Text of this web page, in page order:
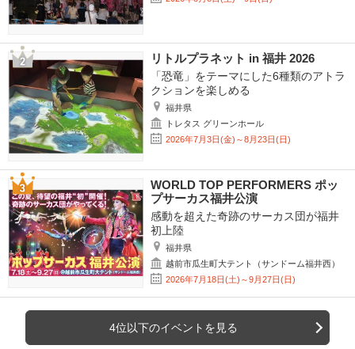
リトルプラネット in 福井 2026
「恐竜」をテーマにした6種類のアトラ
クションを楽しめる
福井県
トレタス グリーンホール
2026年7月3日(金)～8月23日(日)
WORLD TOP PERFORMERS ポッ
プサーカス福井公演
感動を超えた奇跡のサーカス団が福井
初上陸
福井県
越前市瓜生町大テント（サンドーム福井西）
2026年7月18日(土)～9月27日(日)
4位以下のイベントを見る